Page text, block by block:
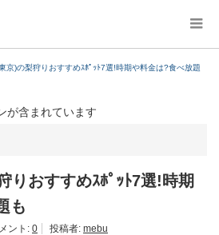
京)の梨狩りおすすめｽﾎﾟｯﾄ7選!時期や料金は?食べ放題
が含まれています
りおすすめｽﾎﾟｯﾄ7選!時期
も
ント: 0 投稿者: mebu